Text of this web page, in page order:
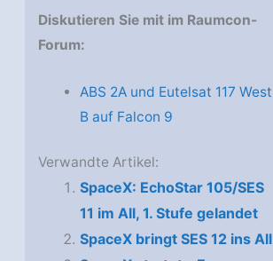
Diskutieren Sie mit im Raumcon-
Forum:
ABS 2A und Eutelsat 117 West
B auf Falcon 9
Verwandte Artikel:
SpaceX: EchoStar 105/SES
11 im All, 1. Stufe gelandet
SpaceX bringt SES 12 ins All